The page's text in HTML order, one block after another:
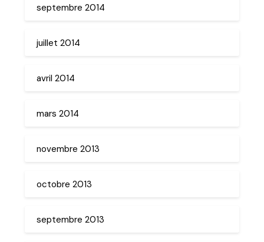
septembre 2014
juillet 2014
avril 2014
mars 2014
novembre 2013
octobre 2013
septembre 2013